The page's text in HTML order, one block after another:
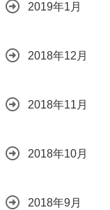
2019年1月
2018年12月
2018年11月
2018年10月
2018年9月